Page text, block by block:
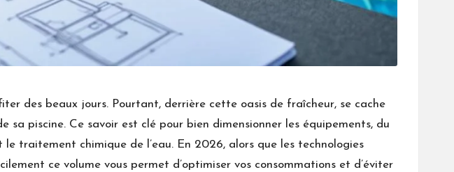
des beaux jours. Pourtant, derrière cette oasis de fraîcheur, se cache
piscine. Ce savoir est clé pour bien dimensionner les équipements, du
traitement chimique de l’eau. En 2026, alors que les technologies
ce volume vous permet d’optimiser vos consommations et d’éviter